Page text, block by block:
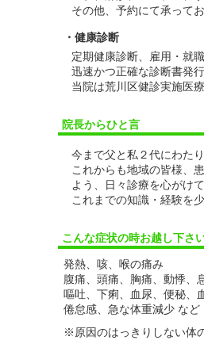
その他、予約にて承って
・健康診断
定期健康診断、雇用・就
迅速かつ正確な診断書発
当院は荒川区健診実施医
院長からひと言
今まで父と私２代にわた
これからも地域の皆様、
よう、日々診療を心がけて
これまでの知識・経験を
こんな症状の時お越し下さ
発熱、咳、喉の痛み
腹痛、頭痛、胸痛、動悸、
嘔吐、下痢、血尿、便秘、
倦怠感、急な体重減少 など
※原因のはっきりしない体